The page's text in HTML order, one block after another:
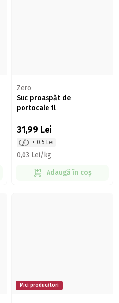
Zero
Suc proaspăt de
portocale 1l
31,99 Lei
+ 0.5 Lei
0,03 Lei/kg
Adaugă în coș
Mici producători